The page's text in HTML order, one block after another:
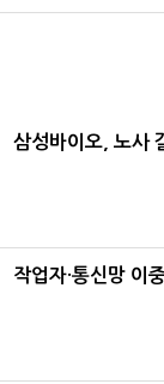
삼성바이오, 노사
작업자·통신망 이